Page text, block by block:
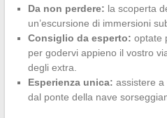
Da non perdere: la scoperta
un’escursione di immersioni
Consiglio da esperto: optate
per godervi appieno il vostro
degli extra.
Esperienza unica: assistere a
dal ponte della nave